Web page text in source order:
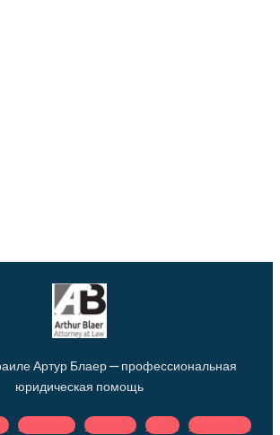
Артур Блаер — профессиональная
юридическая помощь
Instagram Telegram Tiktok Newspaper